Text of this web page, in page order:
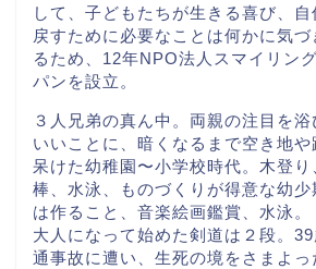
して、子どもたちが生きる喜び、自
戻すために必要なことは何かに気
るため、12年NPO法人スマイリン
パンを設立。
３人兄弟の真ん中。両親の注目を
いいことに、暗くなるまで空き地
呆けた幼稚園〜小学校時代。木登り
棒、水泳、ものづくりが得意な幼
は作ること、音楽絵画鑑賞、水泳。
大人になって始めた剣道は２段。
通事故に遭い、生死の境をさまよっ